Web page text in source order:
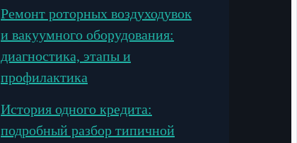
Ремонт роторных воздуходувок
и вакуумного оборудования:
диагностика, этапы и
профилактика
История одного кредита:
подробный разбор типичной